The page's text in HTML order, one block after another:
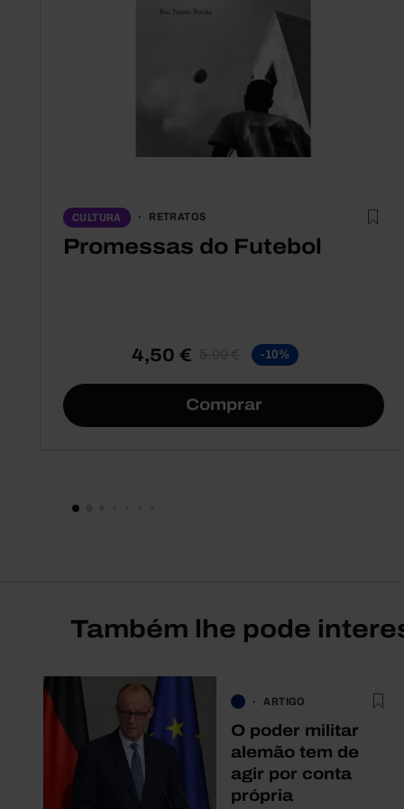
CULTURA RETRATOS
Promessas do Futebol
4,50 € 5,00 € -10%
Comprar
Também lhe pode
ARTIGO
O poder militar
alemão tem de
agir por conta
própria